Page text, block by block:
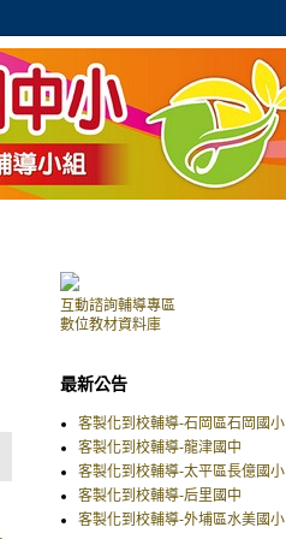
互動諮詢輔導專區
數位教材資料庫
最新公告
客製化到校輔導-石岡區石岡國小
客製化到校輔導-龍津國中
客製化到校輔導-太平區長億國小
客製化到校輔導-后里國中
客製化到校輔導-外埔區水美國小